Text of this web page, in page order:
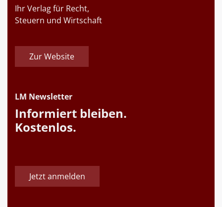
Ihr Verlag für Recht,
Steuern und Wirtschaft
Zur Website
LM Newsletter
Informiert bleiben.
Kostenlos.
Jetzt anmelden